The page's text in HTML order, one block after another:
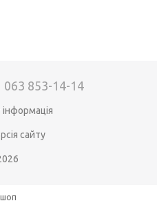
063 853-14-14
сайту